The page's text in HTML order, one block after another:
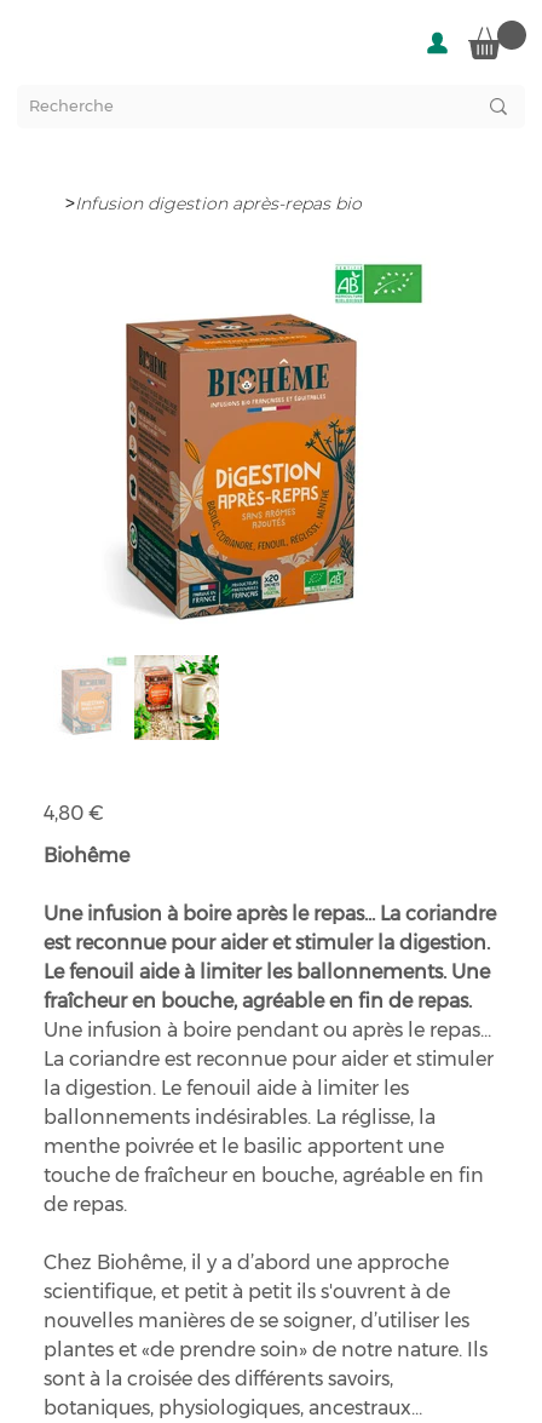
>Infusion digestion après-repas bio
Prix
4,80 €
Biohême
Une infusion à boire après le repas... La coriandre
est reconnue pour aider et stimuler la digestion.
Le fenouil aide à limiter les ballonnements. Une
fraîcheur en bouche, agréable en fin de repas.
Une infusion à boire pendant ou après le repas...
La coriandre est reconnue pour aider et stimuler
la digestion. Le fenouil aide à limiter les
ballonnements indésirables. La réglisse, la
menthe poivrée et le basilic apportent une
touche de fraîcheur en bouche, agréable en fin
de repas.
Chez Biohême, il y a d’abord une approche
scientifique, et petit à petit ils s'ouvrent à de
nouvelles manières de se soigner, d’utiliser les
plantes et «de prendre soin» de notre nature. Ils
sont à la croisée des différents savoirs,
botaniques, physiologiques, ancestraux…